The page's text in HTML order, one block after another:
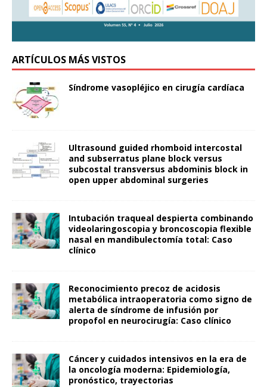
ARTÍCULOS MÁS VISTOS
Síndrome vasopléjico en cirugía cardíaca
Ultrasound guided rhomboid intercostal
and subserratus plane block versus
subcostal transversus abdominis block in
open upper abdominal surgeries
Intubación traqueal despierta combinando
videolaringoscopia y broncoscopia flexible
nasal en mandibulectomía total: Caso
clínico
Reconocimiento precoz de acidosis
metabólica intraoperatoria como signo de
alerta de síndrome de infusión por
propofol en neurocirugía: Caso clínico
Cáncer y cuidados intensivos en la era de
la oncología moderna: Epidemiología,
pronóstico, trayectorias